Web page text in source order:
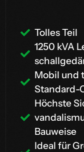
Tolles Teil
1250 kVA
Mobil und
Standard-
Höchste
Bauweise
Ideal für